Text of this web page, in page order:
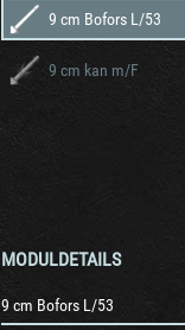
9 cm Bofors L/53
9 cm kan m/F
MODULDETAILS
9 cm Bofors L/53